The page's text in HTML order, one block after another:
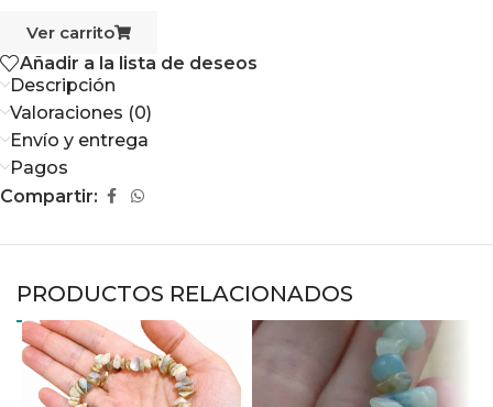
Ver carrito
Añadir a la lista de deseos
Descripción
Valoraciones (0)
Envío y entrega
Pagos
Compartir:
PRODUCTOS RELACIONADOS